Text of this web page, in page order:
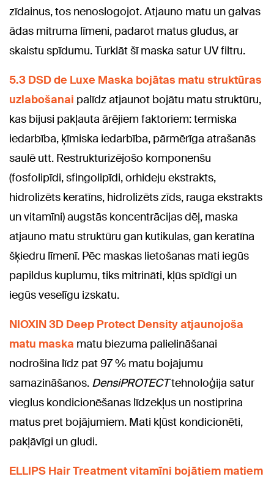
zīdainus, tos nenoslogojot. Atjauno matu un galvas
ādas mitruma līmeni, padarot matus gludus, ar
skaistu spīdumu. Turklāt šī maska satur UV filtru.
5.3 DSD de Luxe Maska bojātas matu struktūras
uzlabošanai palīdz atjaunot bojātu matu struktūru,
kas bijusi pakļauta ārējiem faktoriem: termiska
iedarbība, ķīmiska iedarbība, pārmērīga atrašanās
saulē utt. Restrukturizējošo komponenšu
(fosfolipīdi, sfingolipīdi, orhideju ekstrakts,
hidrolizēts keratīns, hidrolizēts zīds, rauga ekstrakts
un vitamīni) augstās koncentrācijas dēļ, maska
atjauno matu struktūru gan kutikulas, gan keratīna
šķiedru līmenī. Pēc maskas lietošanas mati iegūs
papildus kuplumu, tiks mitrināti, kļūs spīdīgi un
iegūs veselīgu izskatu.
NIOXIN 3D Deep Protect Density atjaunojoša
matu maska matu biezuma palielināšanai
nodrošina līdz pat 97 % matu bojājumu
samazināšanos. DensiPROTECTtehnoloģija satur
vieglus kondicionēšanas līdzekļus un nostiprina
matus pret bojājumiem. Mati kļūst kondicionēti,
pakļāvīgi un gludi.
ELLIPS Hair Treatment vitamīni bojātiem matiem